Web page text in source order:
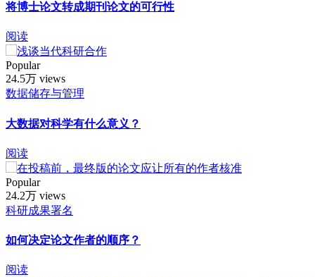
将博士论文转成期刊论文的可行性
阅读
Popular
24.5万 views
数据储存与管理
大数据对科学有什么意义？
阅读
Popular
24.2万 views
科研成果署名
如何决定论文作者的顺序？
阅读